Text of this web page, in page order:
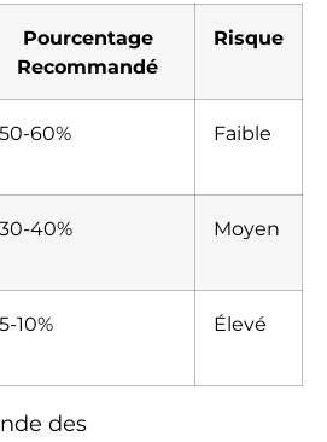
Pourcentage
Recommandé
Risque
50-60% Faible
30-40% Moyen
5-10% Élevé
des